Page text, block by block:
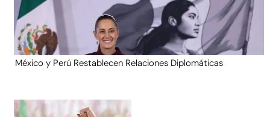
México y Perú Restablecen Relaciones Diplomáticas